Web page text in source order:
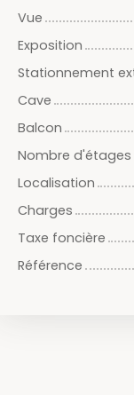
Vue
Exposition
Stationnement
Cave
Balcon
Nombre
Localisation
Charges
Taxe foncière
Référence